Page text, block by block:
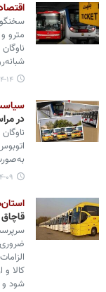
مترو
۱۴۰۵-
در
قاچاق
کالا و
شود و